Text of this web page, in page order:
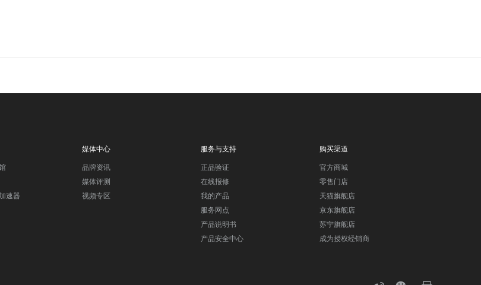
速器
媒体中心
品牌资讯
媒体评测
视频专区
服务与支持
正品验证
在线报修
我的产品
服务网点
产品说明书
产品安全中心
购买渠道
官方商城
零售门店
天猫旗舰店
京东旗舰店
苏宁旗舰店
成为授权经销商